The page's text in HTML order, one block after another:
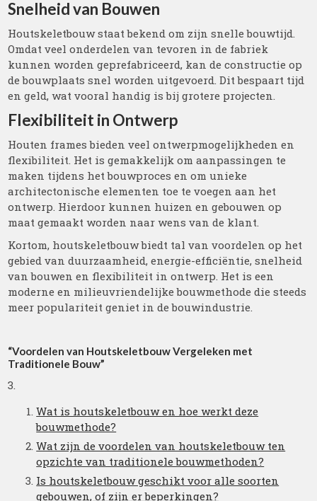
Snelheid van Bouwen
Houtskeletbouw staat bekend om zijn snelle bouwtijd.
Omdat veel onderdelen van tevoren in de fabriek
kunnen worden geprefabriceerd, kan de constructie op
de bouwplaats snel worden uitgevoerd. Dit bespaart tijd
en geld, wat vooral handig is bij grotere projecten.
Flexibiliteit in Ontwerp
Houten frames bieden veel ontwerpmogelijkheden en
flexibiliteit. Het is gemakkelijk om aanpassingen te
maken tijdens het bouwproces en om unieke
architectonische elementen toe te voegen aan het
ontwerp. Hierdoor kunnen huizen en gebouwen op
maat gemaakt worden naar wens van de klant.
Kortom, houtskeletbouw biedt tal van voordelen op het
gebied van duurzaamheid, energie-efficiëntie, snelheid
van bouwen en flexibiliteit in ontwerp. Het is een
moderne en milieuvriendelijke bouwmethode die steeds
meer populariteit geniet in de bouwindustrie.
“Voordelen van Houtskeletbouw Vergeleken met
Traditionele Bouw”
3.
Wat is houtskeletbouw en hoe werkt deze
bouwmethode?
Wat zijn de voordelen van houtskeletbouw ten
opzichte van traditionele bouwmethoden?
Is houtskeletbouw geschikt voor alle soorten
gebouwen, of zijn er beperkingen?